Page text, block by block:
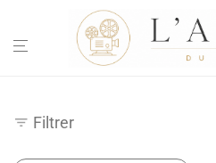
Filtrer